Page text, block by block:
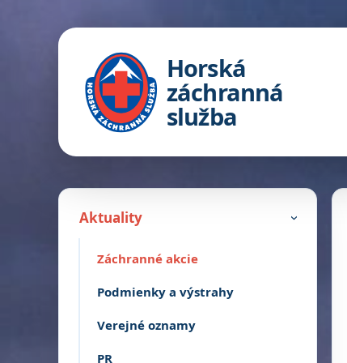
Horská
záchranná
služba
Aktuality ›
Záchranné akcie
Podmienky a výstrahy
Verejné oznamy
PR